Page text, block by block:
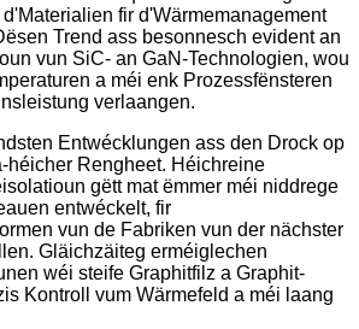
fir d'Wärmemanagement
Trend ass besonnesch evident an
vun SiC- an GaN-Technologien, wou
a méi enk Prozessfënsteren
verlaangen.
Entwécklungen ass den Drock op
héicher Rengheet. Héichreine
gëtt mat ëmmer méi niddrege
entwéckelt, fir
vun de Fabriken vun der nächster
Gläichzäiteg erméiglechen
wéi steife Graphitfilz a Graphit-
Kontroll vum Wärmefeld a méi laang